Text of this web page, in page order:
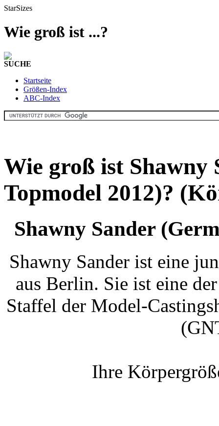
StarSizes
Wie groß ist ...?
SUCHE
Startseite
Größen-Index
ABC-Index
Wie groß ist Shawny
Topmodel 2012)?
Shawny Sander
Shawny Sander ist eine
aus Berlin. Sie ist eine
Staffel der Model-
Ihre